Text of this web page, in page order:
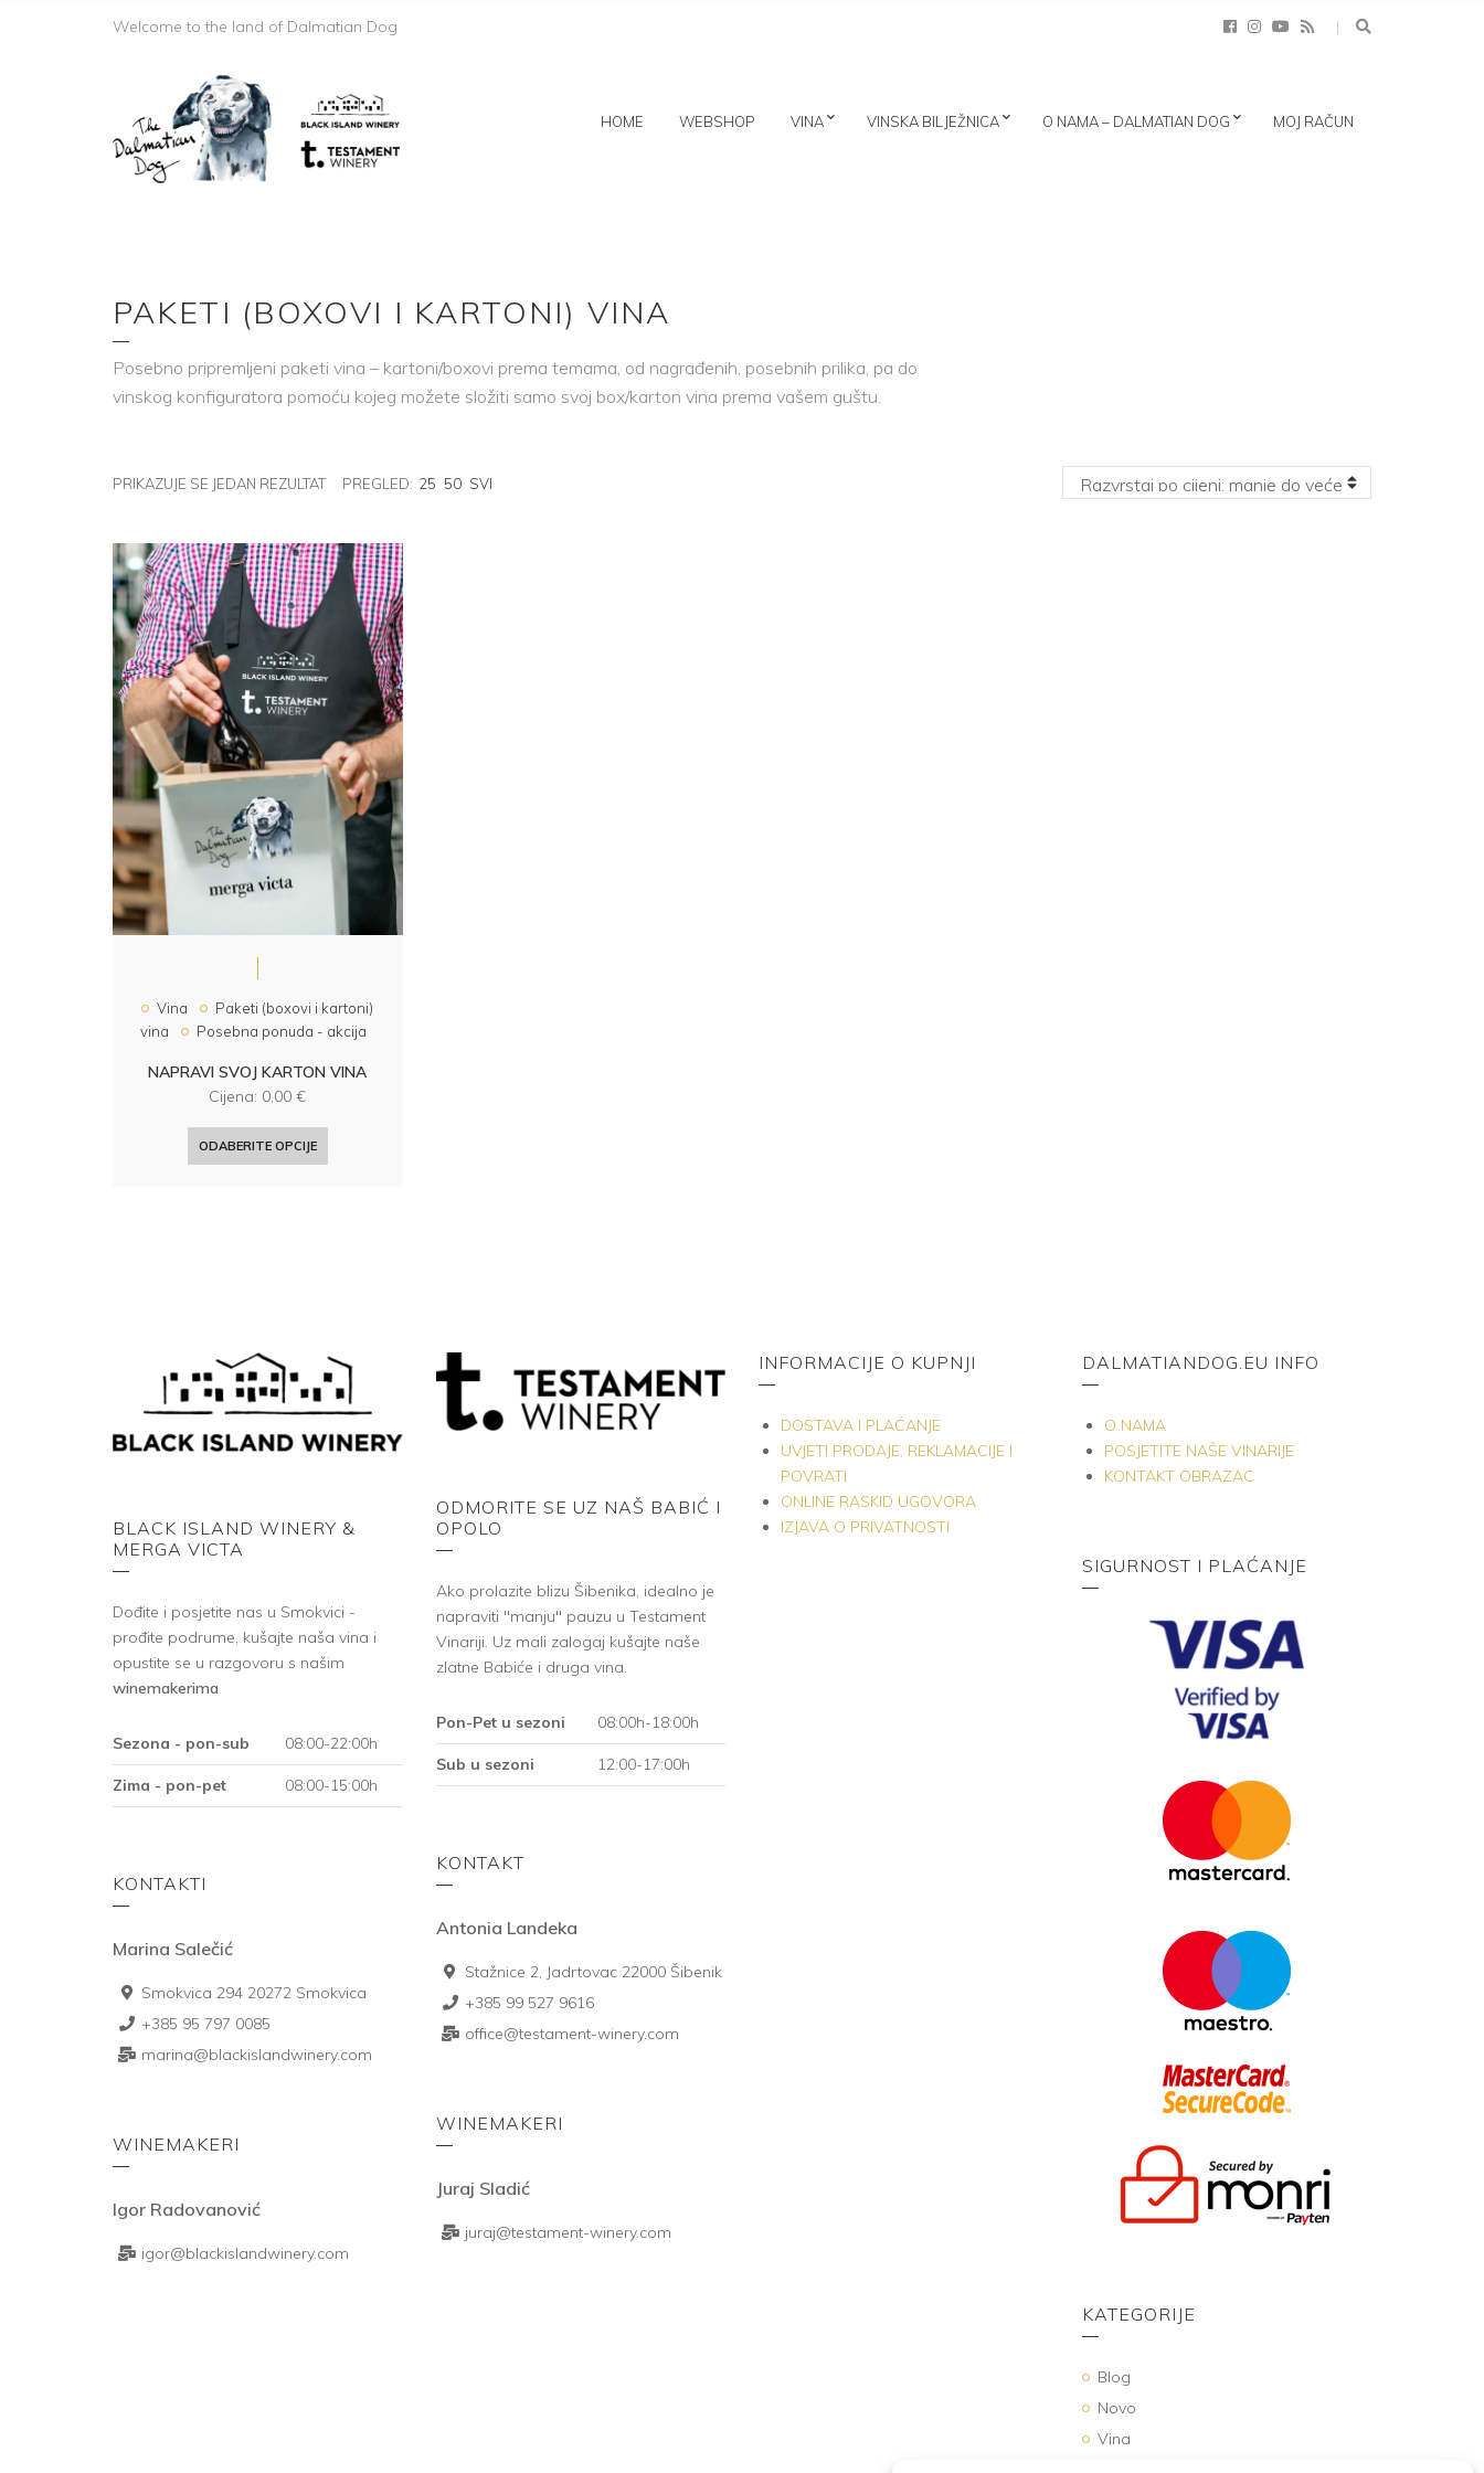
Welcome to the land of Dalmatian Dog
HOME WEBSHOP VINA VINSKA BILJEŽNICA O NAMA – DALMATIAN DOG MOJ RAČUN
PAKETI (BOXOVI I KARTONI) VINA
Posebno pripremljeni paketi vina – kartoni/boxovi prema temama, od nagrađenih, posebnih prilika, pa do
vinskog konfiguratora pomoću kojeg možete složiti samo svoj box/karton vina prema vašem guštu.
PRIKAZUJE SE JEDAN REZULTAT PREGLED: 25 50 SVI
Vina
Paketi (boxovi i kartoni)
vina
Posebna ponuda - akcija
NAPRAVI SVOJ KARTON VINA
Cijena: 0,00€
ODABERITE OPCIJE
BLACK ISLAND WINERY &
MERGA VICTA
Dođite i posjetite nas u Smokvici -
prođite podrume, kušajte naša vina i
opustite se u razgovoru s našim
winemakerima
Sezona - pon-sub 08:00-22:00h
Zima - pon-pet 08:00-15:00h
KONTAKTI
Marina Salečić
Smokvica 294 20272 Smokvica
+385 95 797 0085
marina@blackislandwinery.com
WINEMAKERI
Igor Radovanović
igor@blackislandwinery.com
ODMORITE SE UZ NAŠ BABIĆ I
OPOLO
Ako prolazite blizu Šibenika, idealno je
napraviti "manju" pauzu u Testament
Vinariji. Uz mali zalogaj kušajte naše
zlatne Babiće i druga vina.
Pon-Pet u sezoni 08:00h-18:00h
Sub u sezoni 12:00-17:00h
KONTAKT
Antonia Landeka
Stažnice 2, Jadrtovac 22000 Šibenik
+385 99 527 9616
office@testament-winery.com
WINEMAKERI
Juraj Sladić
juraj@testament-winery.com
INFORMACIJE O KUPNJI
DOSTAVA I PLAĆANJE
UVJETI PRODAJE, REKLAMACIJE I
POVRATI
ONLINE RASKID UGOVORA
IZJAVA O PRIVATNOSTI
DALMATIANDOG.EU INFO
O NAMA
POSJETITE NAŠE VINARIJE
KONTAKT OBRAZAC
SIGURNOST I PLAĆANJE
KATEGORIJE
Blog
Novo
Vina